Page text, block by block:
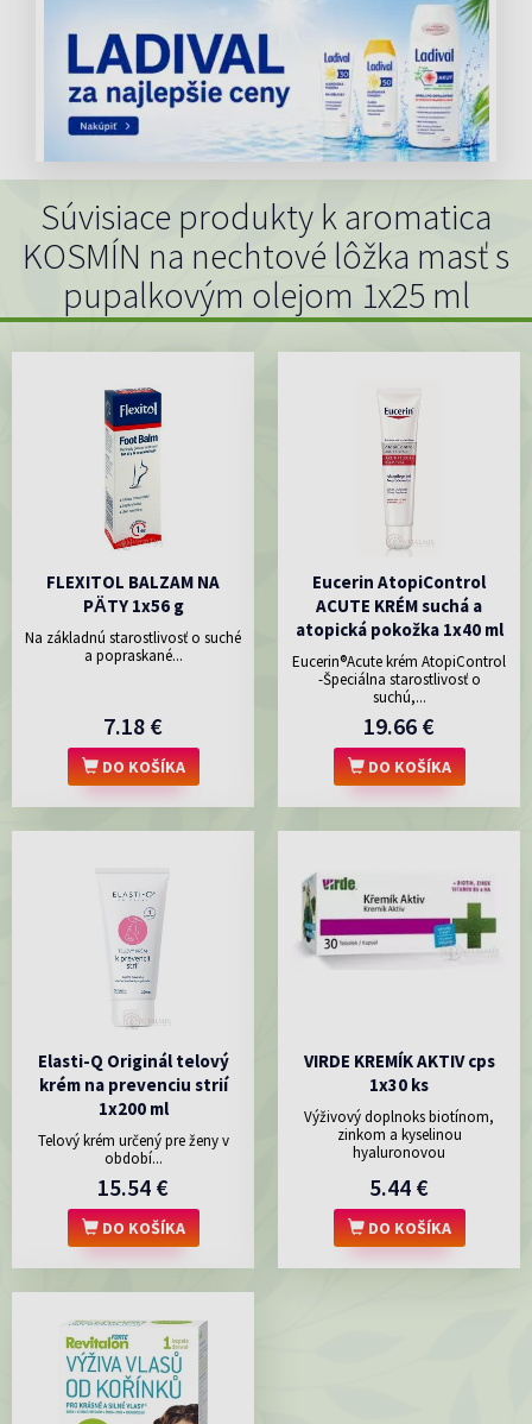
Súvisiace produkty k aromatica
KOSMÍN na nechtové lôžka masť s
pupalkovým olejom 1x25 ml
FLEXITOL BALZAM NA
PӒTY 1x56 g
Na základnú starostlivosť o suché
a popraskané...
7.18 €
DO KOŠÍKA
Eucerin AtopiControl
ACUTE KRÉM suchá a
atopická pokožka 1x40 ml
Eucerin®Acute krém AtopiControl
-Špeciálna starostlivosť o
suchú,...
19.66 €
DO KOŠÍKA
Elasti-Q Originál telový
krém na prevenciu strií
1x200 ml
Telový krém určený pre ženy v
období...
15.54 €
DO KOŠÍKA
VIRDE KREMÍK AKTIV cps
1x30 ks
Výživový doplnoks biotínom,
zinkom a kyselinou
hyaluronovou
5.44 €
DO KOŠÍKA